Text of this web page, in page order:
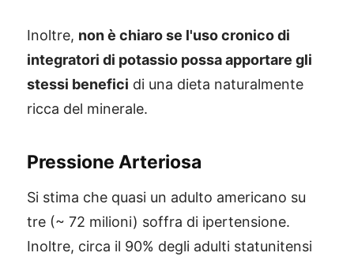
Inoltre, non è chiaro se l'uso cronico di
integratori di potassio possa apportare gli
stessi benefici di una dieta naturalmente
ricca del minerale.
Pressione Arteriosa
Si stima che quasi un adulto americano su
tre (~ 72 milioni) soffra di ipertensione.
Inoltre, circa il 90% degli adulti statunitensi